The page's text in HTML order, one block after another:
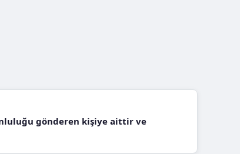
gönderen kişiye aittir ve